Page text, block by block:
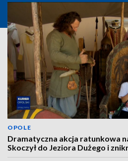
OPOLE
Dramatyczna akcja ratunkowa
Skoczył do Jeziora Dużego i